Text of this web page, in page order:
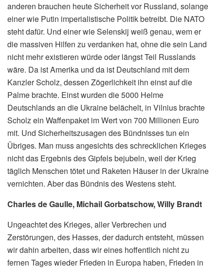
anderen brauchen heute Sicherheit vor Russland, solange
einer wie Putin imperialistische Politik betreibt. Die NATO
steht dafür. Und einer wie Selenskij weiß genau, wem er
die massiven Hilfen zu verdanken hat, ohne die sein Land
nicht mehr existieren würde oder längst Teil Russlands
wäre. Da ist Amerika und da ist Deutschland mit dem
Kanzler Scholz, dessen Zögerlichkeit ihn einst auf die
Palme brachte. Einst wurden die 5000 Helme
Deutschlands an die Ukraine belächelt, in Vilnius brachte
Scholz ein Waffenpaket im Wert von 700 Millionen Euro
mit. Und Sicherheitszusagen des Bündnisses tun ein
Übriges. Man muss angesichts des schrecklichen Krieges
nicht das Ergebnis des Gipfels bejubeln, weil der Krieg
täglich Menschen tötet und Raketen Häuser in der Ukraine
vernichten. Aber das Bündnis des Westens steht.
Charles de Gaulle, Michail Gorbatschow, Willy Brandt
Ungeachtet des Krieges, aller Verbrechen und
Zerstörungen, des Hasses, der dadurch entsteht, müssen
wir dahin arbeiten, dass wir eines hoffentlich nicht zu
fernen Tages wieder Frieden in Europa haben, Frieden in